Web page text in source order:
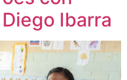
Ibarra